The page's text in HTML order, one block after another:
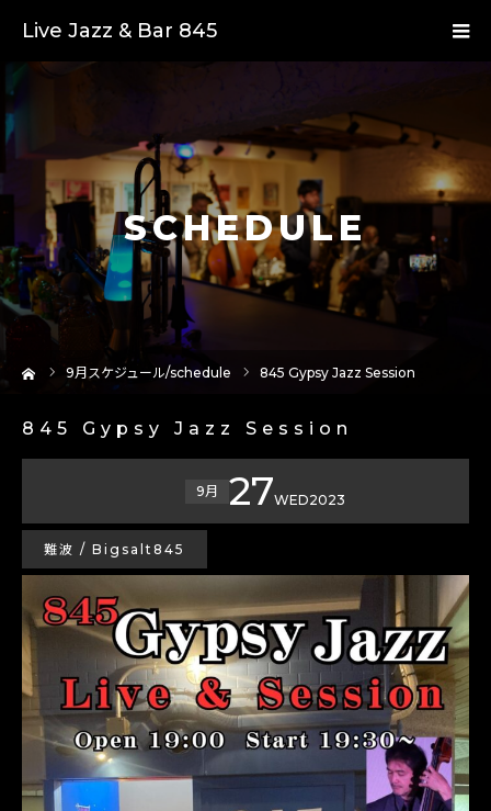
Live Jazz & Bar 845
SCHEDULE
9月スケジュール/schedule 845 Gypsy Jazz Session
845 Gypsy Jazz Session
9月 27WED2023
難波 / Bigsalt845